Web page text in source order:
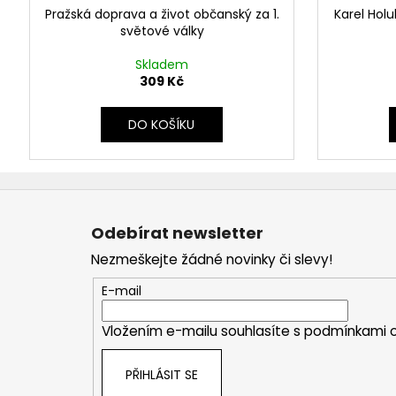
Pražská doprava a život občanský za 1.
světové války
Skladem
309 Kč
DO KOŠÍKU
Karel
Z
Odebírat newsletter
Nezmeškejte žádné novinky či slevy!
E-mail
Vložením e-mailu souhlasíte s podmínkami
PŘIHLÁSIT SE